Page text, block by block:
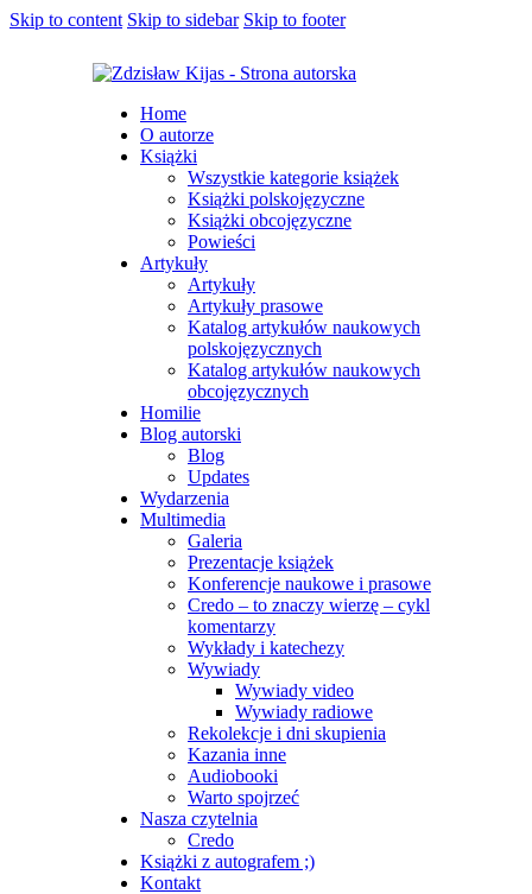
Skip to content Skip to sidebar Skip to footer
Home
O autorze
Książki
Wszystkie kategorie książek
Książki polskojęzyczne
Książki obcojęzyczne
Powieści
Artykuły
Artykuły
Artykuły prasowe
Katalog artykułów naukowych
polskojęzycznych
Katalog artykułów naukowych
obcojęzycznych
Homilie
Blog autorski
Blog
Updates
Wydarzenia
Multimedia
Galeria
Prezentacje książek
Konferencje naukowe i prasowe
Credo – to znaczy wierzę – cykl
komentarzy
Wykłady i katechezy
Wywiady
Wywiady video
Wywiady radiowe
Rekolekcje i dni skupienia
Kazania inne
Audiobooki
Warto spojrzeć
Nasza czytelnia
Credo
Książki z autografem ;)
Kontakt